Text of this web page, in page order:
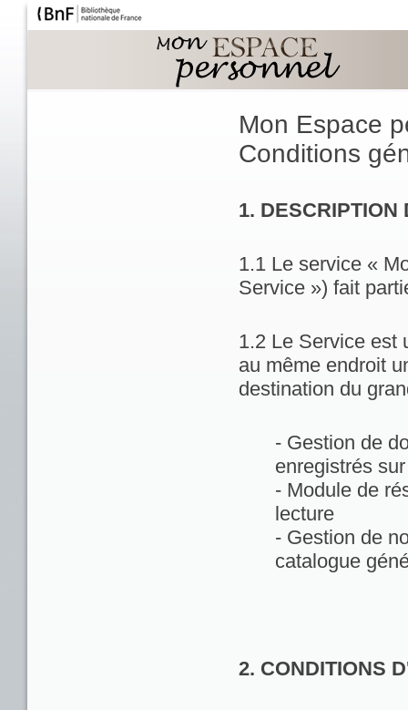
Mon Espace
Conditions
1. DESCRIPTION
1.1 Le service «
Service ») fait
1.2 Le Service est
au même endroit
destination du
- Gestion de
enregistrés
- Module de
lecture
- Gestion de
catalogue
2. CONDITIONS